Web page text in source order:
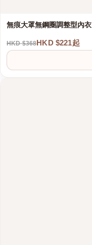
無痕大罩無鋼圈調整型內衣
HKD $368HKD $221起